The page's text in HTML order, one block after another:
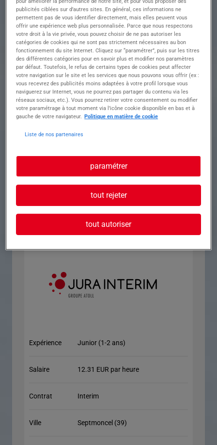
production, vous devrez :
• Etudier les instructions de travail, les plans, et
les bons fournis par le responsable d'atelier
• Suivre le bon déroulement de la fabrication en
respectant les normes de productivité, de sécurité
et de qualité.
• Contrôler la qualité
• Compléter les documents de suivi de production
• Entretenir et nettoyer son poste de travail
Profil recherché
Poste sur du long terme, avec formation en
Vous aimez le minutieux dans une ambiance
Vous avez une première expérience en industrie,
n'hésitez pas à nous contacter.
Expérience Junior (1-2 ans)
Salaire 12.31 EUR par heure
Contrat Interim
Ville Septmoncel (39)
publicités ciblées sur d’autres sites. En général, ces informations ne
permettent pas de vous identifier directement, mais elles peuvent vous
offrir une expérience web plus personnalisée. Parce que nous respectons
votre droit à la vie privée, vous pouvez choisir de ne pas autoriser les
catégories de cookies qui ne sont pas strictement nécessaires au bon
fonctionnement du site Internet. Cliquez sur “paramétrer”, puis sur les titres
des différentes catégories pour en savoir plus et modifier nos paramètres
par défaut. Toutefois, le refus de certains types de cookies peut affecter
votre navigation sur le site et les services que nous pouvons vous offrir (ex :
vous recevrez des publicités moins adaptées à votre profil lorsque vous
naviguerez sur Internet, vous ne pourrez pas partager du contenu via les
réseaux sociaux, etc.). Vous pourrez retirer votre consentement ou modifier
votre paramétrage à tout moment via l’icône cookie disponible en bas et à
gauche de votre navigateur. Politique en matière de cookie
Liste de nos partenaires
paramétrer
tout rejeter
tout autoriser